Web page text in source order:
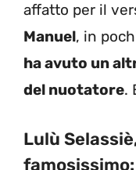
affatto per il
Manuel, in
ha avuto un
del nuotatore.
Lulù